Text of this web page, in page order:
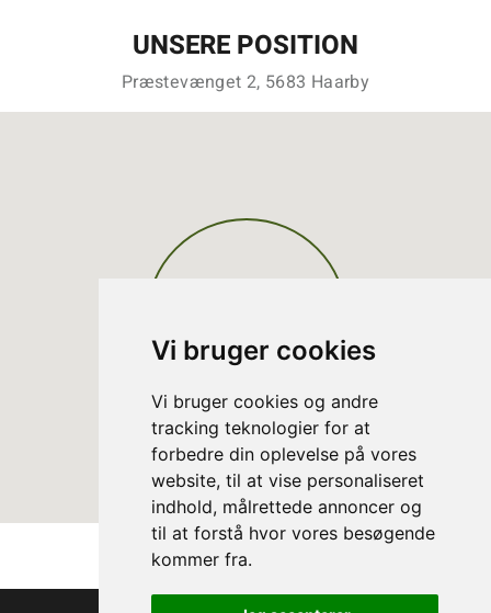
Vi bruger cookies
Vi bruger cookies og andre
tracking teknologier for at
forbedre din oplevelse på vores
website, til at vise personaliseret
indhold, målrettede annoncer og
til at forstå hvor vores besøgende
kommer fra.
UNSERE POSITION
Præstevænget 2, 5683 Haarby